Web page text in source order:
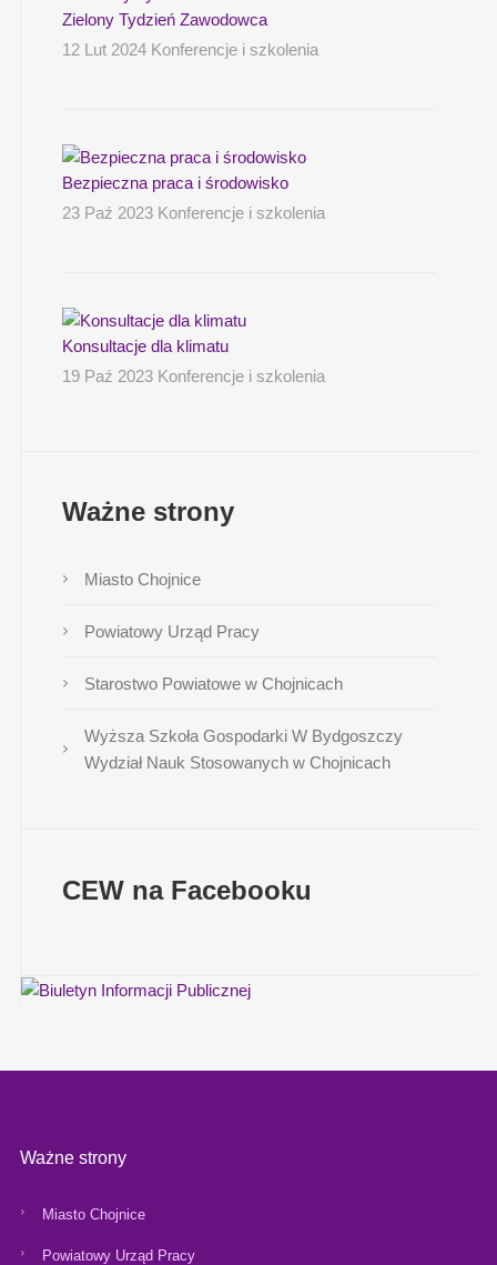
Zielony Tydzień Zawodowca
12 Lut 2024 Konferencje i szkolenia
Bezpieczna praca i środowisko
23 Paź 2023 Konferencje i szkolenia
Konsultacje dla klimatu
19 Paź 2023 Konferencje i szkolenia
Ważne strony
Miasto Chojnice
Powiatowy Urząd Pracy
Starostwo Powiatowe w Chojnicach
Wyższa Szkoła Gospodarki W Bydgoszczy
Wydział Nauk Stosowanych w Chojnicach
CEW na Facebooku
Ważne strony
Miasto Chojnice
Powiatowy Urząd Pracy